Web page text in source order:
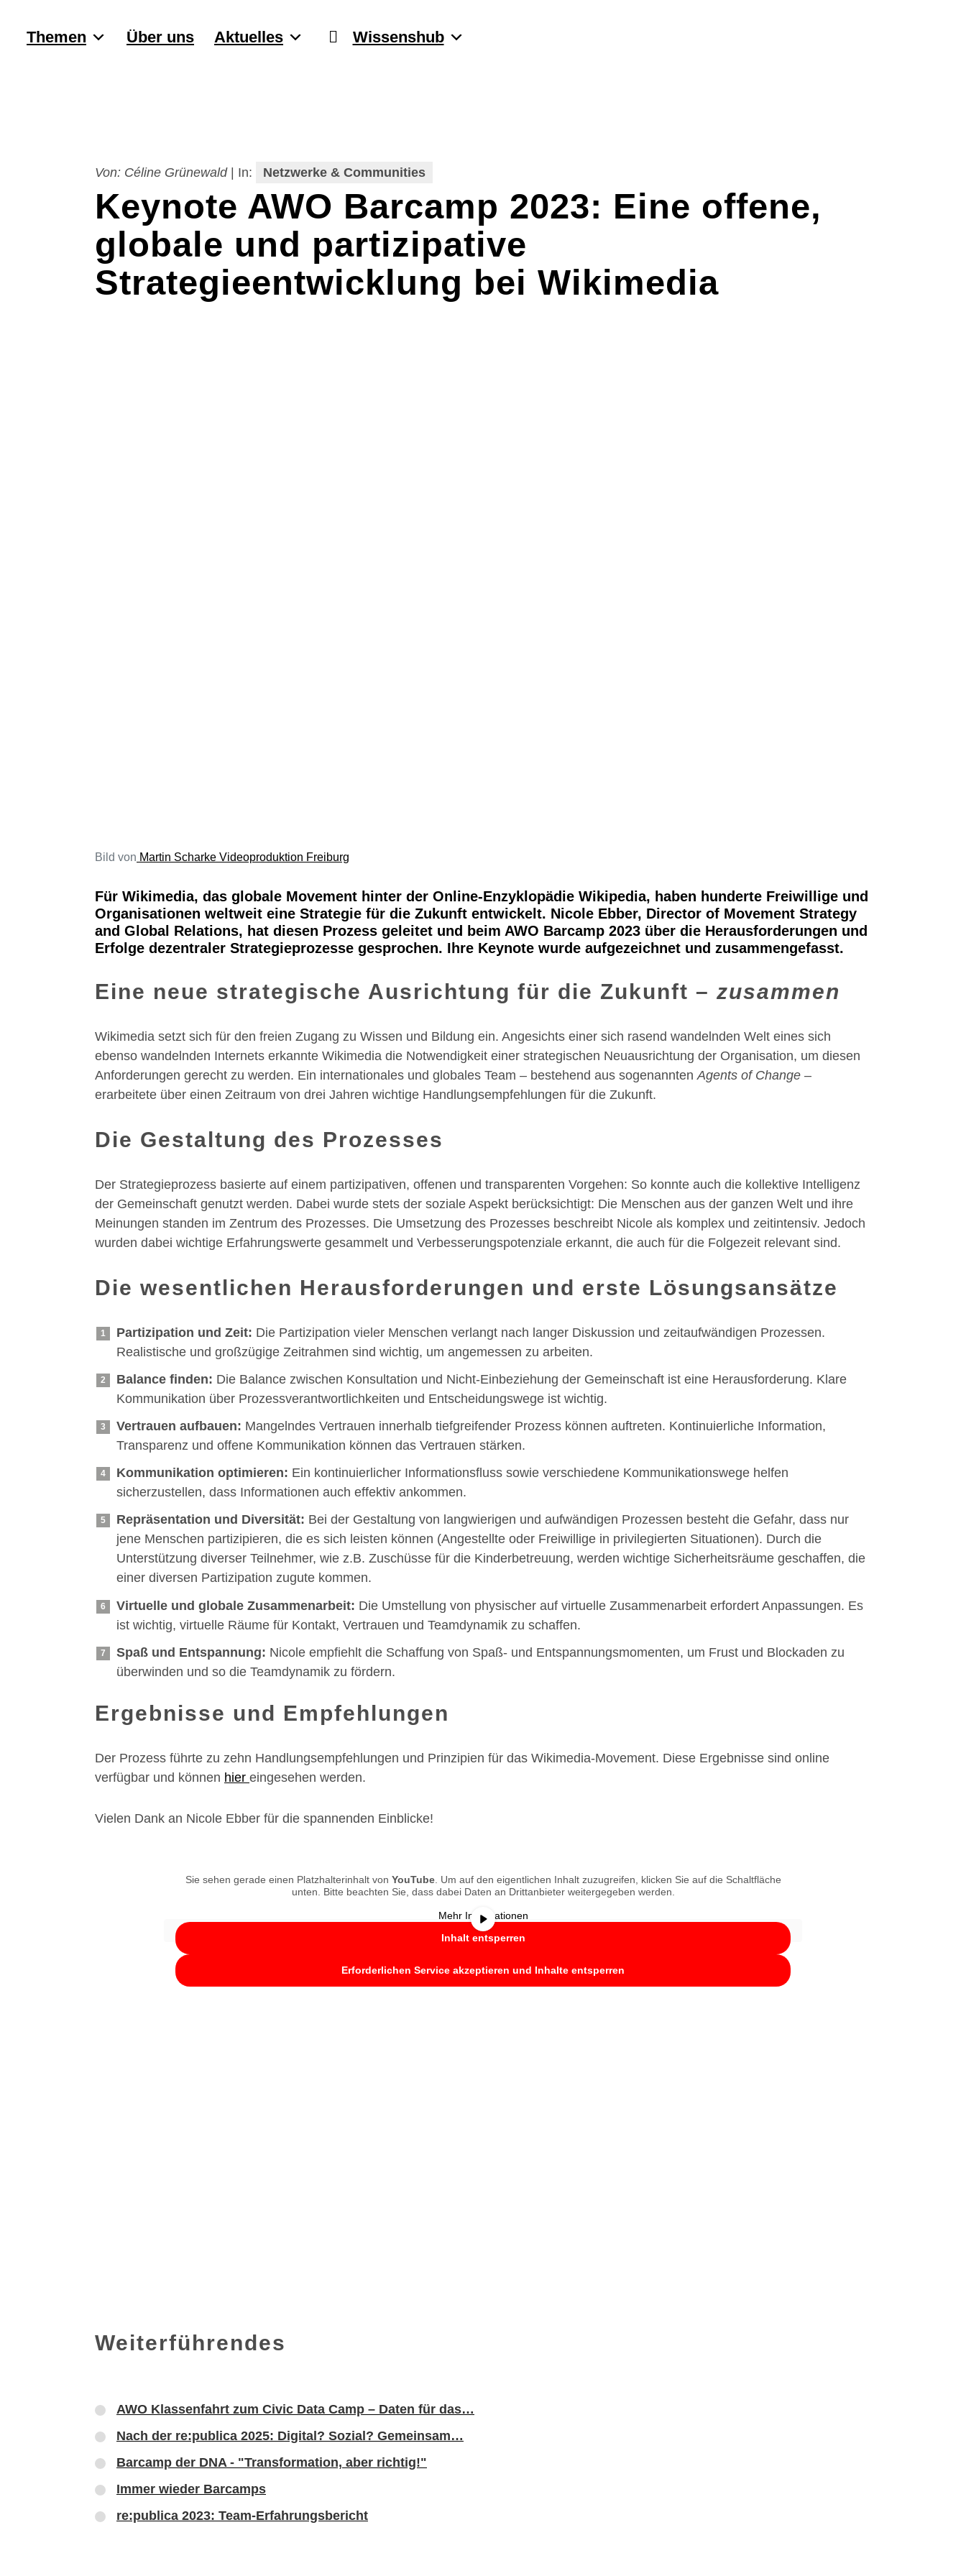
Themen Über uns Aktuelles Wissenshub
Von: Céline Grünewald In: Netzwerke & Communities
Keynote AWO Barcamp 2023: Eine offene,
globale und partizipative
Strategieentwicklung bei Wikimedia
Bild von Martin Scharke Videoproduktion Freiburg
Für Wikimedia, das globale Movement hinter der Online-Enzyklopädie Wikipedia, haben hunderte Freiwillige und
Organisationen weltweit eine Strategie für die Zukunft entwickelt. Nicole Ebber, Director of Movement Strategy
and Global Relations, hat diesen Prozess geleitet und beim AWO Barcamp 2023 über die Herausforderungen und
Erfolge dezentraler Strategieprozesse gesprochen. Ihre Keynote wurde aufgezeichnet und zusammengefasst.
Eine neue strategische Ausrichtung für die Zukunft – zusammen
Wikimedia setzt sich für den freien Zugang zu Wissen und Bildung ein. Angesichts einer sich rasend wandelnden Welt eines sich
ebenso wandelnden Internets erkannte Wikimedia die Notwendigkeit einer strategischen Neuausrichtung der Organisation, um diesen
Anforderungen gerecht zu werden. Ein internationales und globales Team – bestehend aus sogenannten Agents of Change –
erarbeitete über einen Zeitraum von drei Jahren wichtige Handlungsempfehlungen für die Zukunft.
Die Gestaltung des Prozesses
Der Strategieprozess basierte auf einem partizipativen, offenen und transparenten Vorgehen: So konnte auch die kollektive Intelligenz
der Gemeinschaft genutzt werden. Dabei wurde stets der soziale Aspekt berücksichtigt: Die Menschen aus der ganzen Welt und ihre
Meinungen standen im Zentrum des Prozesses. Die Umsetzung des Prozesses beschreibt Nicole als komplex und zeitintensiv. Jedoch
wurden dabei wichtige Erfahrungswerte gesammelt und Verbesserungspotenziale erkannt, die auch für die Folgezeit relevant sind.
Die wesentlichen Herausforderungen und erste Lösungsansätze
Partizipation und Zeit: Die Partizipation vieler Menschen verlangt nach langer Diskussion und zeitaufwändigen Prozessen.
Realistische und großzügige Zeitrahmen sind wichtig, um angemessen zu arbeiten.
Balance finden: Die Balance zwischen Konsultation und Nicht-Einbeziehung der Gemeinschaft ist eine Herausforderung. Klare
Kommunikation über Prozessverantwortlichkeiten und Entscheidungswege ist wichtig.
Vertrauen aufbauen: Mangelndes Vertrauen innerhalb tiefgreifender Prozess können auftreten. Kontinuierliche Information,
Transparenz und offene Kommunikation können das Vertrauen stärken.
Kommunikation optimieren: Ein kontinuierlicher Informationsfluss sowie verschiedene Kommunikationswege helfen
sicherzustellen, dass Informationen auch effektiv ankommen.
Repräsentation und Diversität: Bei der Gestaltung von langwierigen und aufwändigen Prozessen besteht die Gefahr, dass nur
jene Menschen partizipieren, die es sich leisten können (Angestellte oder Freiwillige in privilegierten Situationen). Durch die
Unterstützung diverser Teilnehmer, wie z.B. Zuschüsse für die Kinderbetreuung, werden wichtige Sicherheitsräume geschaffen, die
einer diversen Partizipation zugute kommen.
Virtuelle und globale Zusammenarbeit: Die Umstellung von physischer auf virtuelle Zusammenarbeit erfordert Anpassungen. Es
ist wichtig, virtuelle Räume für Kontakt, Vertrauen und Teamdynamik zu schaffen.
Spaß und Entspannung: Nicole empfiehlt die Schaffung von Spaß- und Entspannungsmomenten, um Frust und Blockaden zu
überwinden und so die Teamdynamik zu fördern.
Ergebnisse und Empfehlungen
Der Prozess führte zu zehn Handlungsempfehlungen und Prinzipien für das Wikimedia-Movement. Diese Ergebnisse sind online
verfügbar und können hier eingesehen werden.
Vielen Dank an Nicole Ebber für die spannenden Einblicke!
Sie sehen gerade einen Platzhalterinhalt von YouTube. Um auf den eigentlichen Inhalt zuzugreifen, klicken Sie auf die Schaltfläche
unten. Bitte beachten Sie, dass dabei Daten an Drittanbieter weitergegeben werden.
Mehr Informationen
Inhalt entsperren
Erforderlichen Service akzeptieren und Inhalte entsperren
Weiterführendes
AWO Klassenfahrt zum Civic Data Camp – Daten für das…
Nach der re:publica 2025: Digital? Sozial? Gemeinsam…
Barcamp der DNA - "Transformation, aber richtig!"
Immer wieder Barcamps
re:publica 2023: Team-Erfahrungsbericht